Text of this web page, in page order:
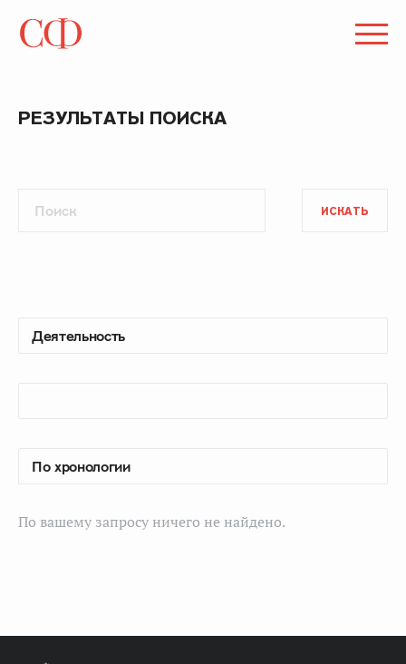
РЕЗУЛЬТАТЫ ПОИСКА
ИСКАТЬ
По вашему запросу ничего не найдено.